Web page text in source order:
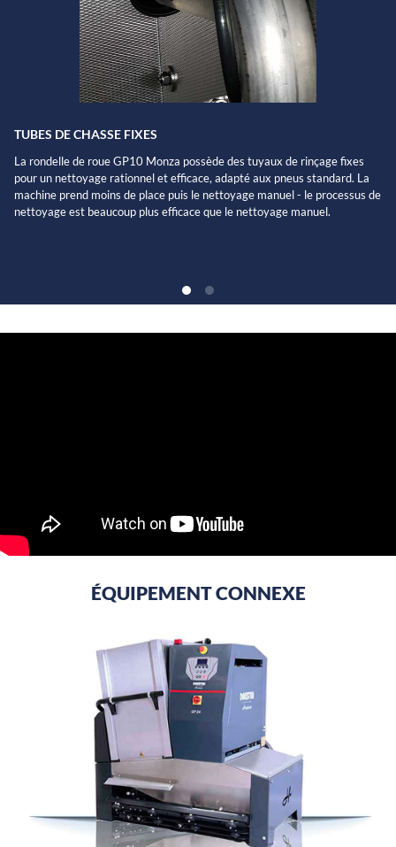
TUBES DE CHASSE FIXES
La rondelle de roue GP10 Monza possède des tuyaux de rinçage fixes
pour un nettoyage rationnel et efficace, adapté aux pneus standard. La
machine prend moins de place puis le nettoyage manuel - le processus de
nettoyage est beaucoup plus efficace que le nettoyage manuel.
ÉQUIPEMENT CONNEXE